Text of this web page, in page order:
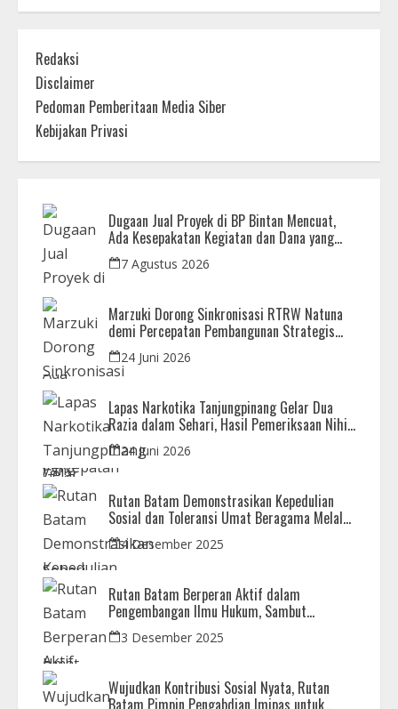
Redaksi
Disclaimer
Pedoman Pemberitaan Media Siber
Kebijakan Privasi
Dugaan Jual Proyek di BP Bintan Mencuat,
Ada Kesepakatan Kegiatan dan Dana yang
Dikembalikan
7 Agustus 2026
Marzuki Dorong Sinkronisasi RTRW Natuna
demi Percepatan Pembangunan Strategis
Daerah
24 Juni 2026
Lapas Narkotika Tanjungpinang Gelar Dua
Razia dalam Sehari, Hasil Pemeriksaan Nihil
Barang Terlarang
24 Juni 2026
Rutan Batam Demonstrasikan Kepedulian
Sosial dan Toleransi Umat Beragama Melalui
Doa Bersama Korban Bencana
4 Desember 2025
Rutan Batam Berperan Aktif dalam
Pengembangan Ilmu Hukum, Sambut
Kunjungan Observasi Mahasiswa UIB
3 Desember 2025
Wujudkan Kontribusi Sosial Nyata, Rutan